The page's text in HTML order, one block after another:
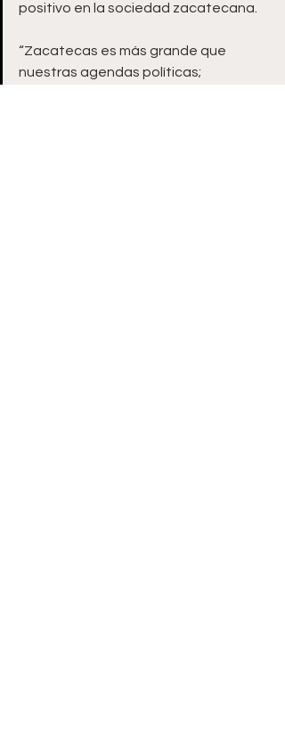
positivo en la sociedad zacatecana.
“Zacatecas es más grande que
nuestras agendas políticas;